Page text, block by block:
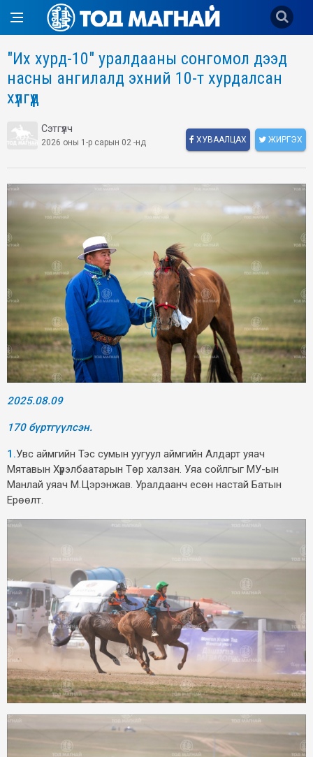
"Их хурд-10" уралдааны сонгомол дээд
насны ангилалд эхний 10-т хурдалсан
хүлгүүд
Сэтгүүлч
2026 оны 1-р сарын 02 -нд ХУВААЛЦАХ ЖИРГЭХ
2025.08.09
170 бүртгүүлсэн.
1.Увс аймгийн Тэс сумын уугуул аймгийн Алдарт уяач
Мятавын Хүрэлбаатарын Төр халзан. Уяа сойлгыг МУ-ын
Манлай уяач М.Цэрэнжав. Уралдаанч есөн настай Батын
Ерөөлт.